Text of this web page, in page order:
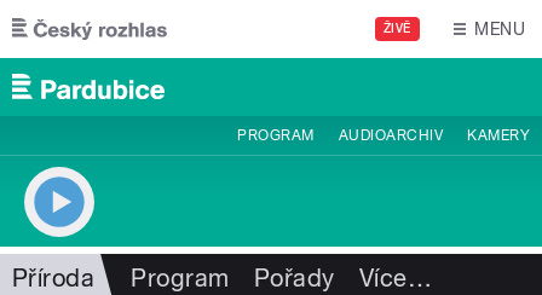
Přejít k hlavnímu obsahu
ŽIVĚ MENU
PROGRAM AUDIOARCHIV KAMERY
Příroda Program Pořady Více…